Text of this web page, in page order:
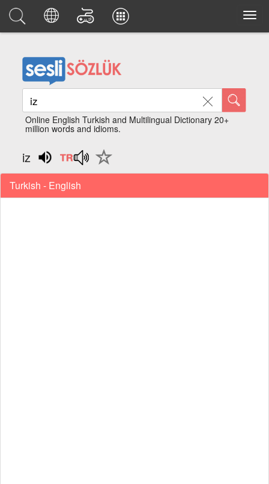
Online English Turkish and Multilingual Dictionary 20+
million words and idioms.
iz
Turkish - English